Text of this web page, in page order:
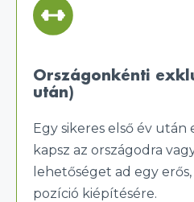
Országonkénti
után)
Egy sikeres első év
kapsz az országodra
lehetőséget ad egy
pozíció kiépítésére.